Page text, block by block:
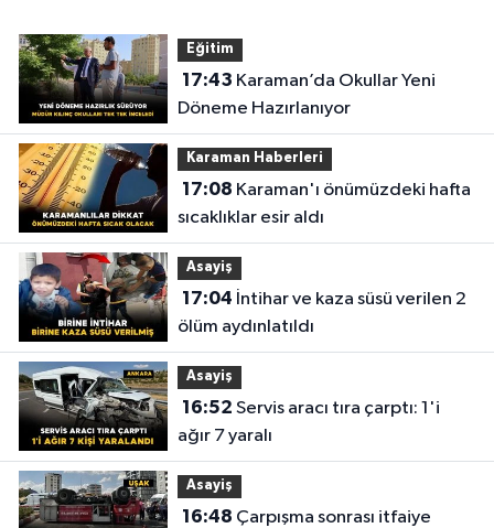
Eğitim
17:43
Döneme Hazırlanıyor
Karaman Haberleri
17:08
sıcaklıklar esir aldı
Asayiş
17:04
ölüm aydınlatıldı
Asayiş
16:52
ağır 7 yaralı
Asayiş
16:48